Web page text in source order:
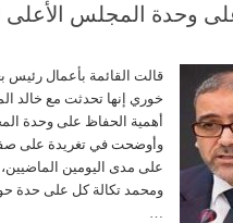
وحدة المجلس الأعلى
مغلقة
قالت القائمة بأعمال رئيس
خوري إنها تحدثت مع خالد
أهمية الحفاظ على وحدة
وأوضحت في تغريدة على
على مدى اليومين
ومحمد تكالة كل على حدة
…